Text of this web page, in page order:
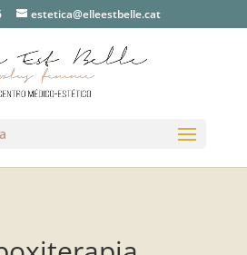
estetica@elleestbelle.cat